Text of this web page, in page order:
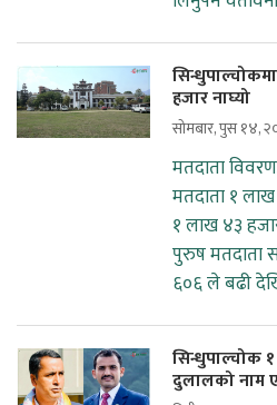
हजार नाघ्यो
सोमबार, पुस १४,
मतदाता
मतदाता १
१ लाख ४३
पुरुष मतदाता
६०६ ले बढी
सिन्धुपाल्चोक
दुलालको नाम